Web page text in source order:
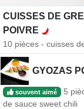
CUISSES DE
POIVRE
10 pièces - cuisses
GYOZAS
souvent aimé
5
de sauce sweet chili